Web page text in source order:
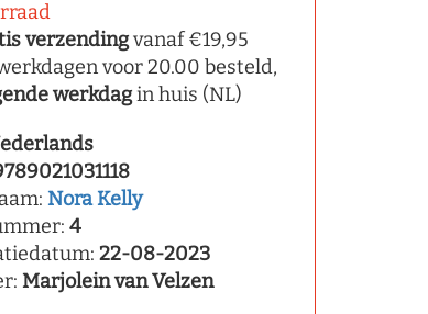
verzendingvanaf €19,95
voor 20.00 besteld,
werkdagin huis (NL)
Nora Kelly
4
22-08-2023
Marjolein van Velzen